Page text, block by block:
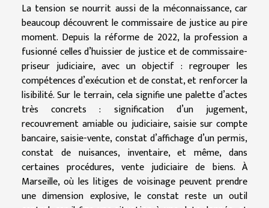
La tension se nourrit aussi de la méconnaissance, car
beaucoup découvrent le commissaire de justice au pire
moment. Depuis la réforme de 2022, la profession a
fusionné celles d’huissier de justice et de commissaire-
priseur judiciaire, avec un objectif : regrouper les
compétences d’exécution et de constat, et renforcer la
lisibilité. Sur le terrain, cela signifie une palette d’actes
très concrets : signification d’un jugement,
recouvrement amiable ou judiciaire, saisie sur compte
bancaire, saisie-vente, constat d’affichage d’un permis,
constat de nuisances, inventaire, et même, dans
certaines procédures, vente judiciaire de biens. À
Marseille, où les litiges de voisinage peuvent prendre
une dimension explosive, le constat reste un outil